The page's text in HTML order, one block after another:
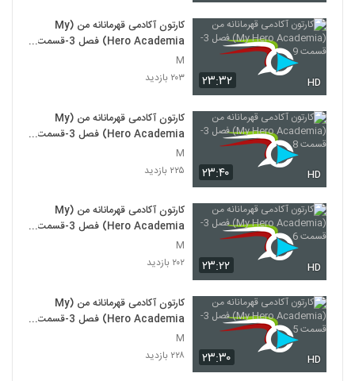
۲۳:۳۲ HD
کارتون آکادمی قهرمانانه من (My
Hero Academia) فصل 3-قسمت
9
M
۲۰۳ بازدید
۲۳:۴۰ HD
کارتون آکادمی قهرمانانه من (My
Hero Academia) فصل 3-قسمت
8
M
۲۲۵ بازدید
۲۳:۲۲ HD
کارتون آکادمی قهرمانانه من (My
Hero Academia) فصل 3-قسمت
6
M
۲۰۲ بازدید
۲۳:۳۰ HD
کارتون آکادمی قهرمانانه من (My
Hero Academia) فصل 3-قسمت
5
M
۲۲۸ بازدید